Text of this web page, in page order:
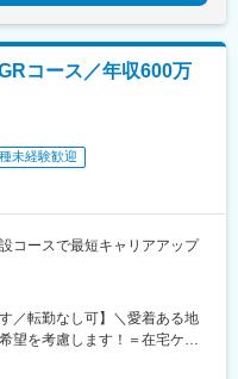
コース／年収600万
未経験歓迎
コースで最短キャリアアップ
／転勤なし可】＼愛着ある地
望を考慮します！＝在宅ケア